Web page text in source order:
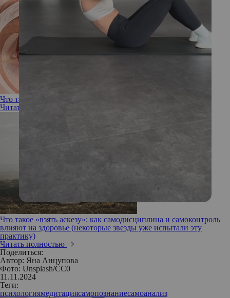
Что такое гипнотерапия, как она работает и не опасна ли
Читать полностью
Что такое «взять аскезу»: как самодисциплина и самоконтроль
влияют на здоровье (некоторые звезды уже испытали эту
практику)
Читать полностью
Поделиться:
Автор: Яна Анцупова
Фото: Unsplash/СС0
11.11.2024
Теги:
психологиямедитациясамопознаниесамоанализ